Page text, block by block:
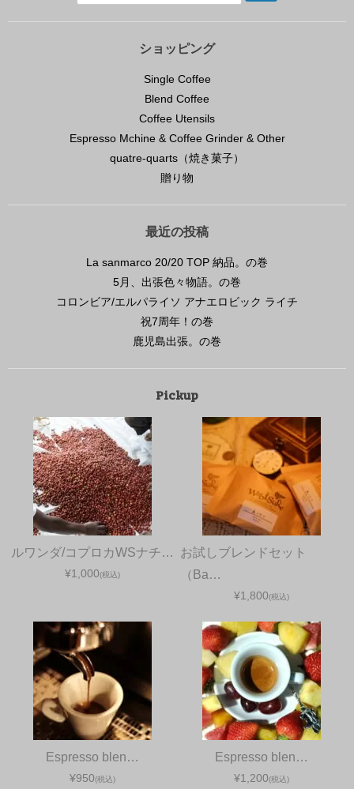
ショッピング
Single Coffee
Blend Coffee
Coffee Utensils
Espresso Mchine & Coffee Grinder & Other
quatre-quarts（焼き菓子）
贈り物
最近の投稿
La sanmarco 20/20 TOP 納品。の巻
5月、出張色々物語。の巻
コロンビア/エルパライソ アナエロビック ライチ
祝7周年！の巻
鹿児島出張。の巻
Pickup
ルワンダ/コプロカWSナチ…
¥1,000(税込)
お試しブレンドセット
（Ba…
¥1,800(税込)
Espresso blen…
¥950(税込)
Espresso blen…
¥1,200(税込)